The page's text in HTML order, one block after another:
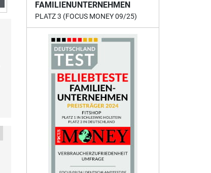
FAMILIENUNTERNEHMEN
PLATZ 3 (FOCUS MONEY 09/25)